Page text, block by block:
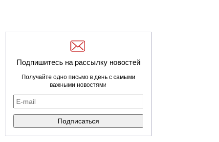
Подпишитесь на рассылку новостей
Получайте одно письмо в день с самыми
важными новостями